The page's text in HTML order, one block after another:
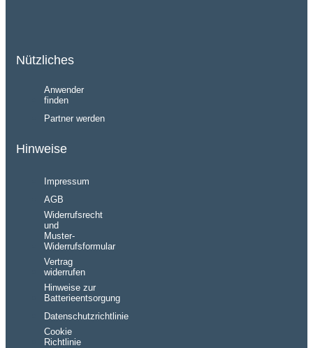
Nützliches
Anwender
finden
Partner werden
Hinweise
Impressum
AGB
Widerrufsrecht
und
Muster-
Widerrufsformular
Vertrag
widerrufen
Hinweise zur
Batterieentsorgung
Datenschutzrichtlinie
Cookie
Richtlinie